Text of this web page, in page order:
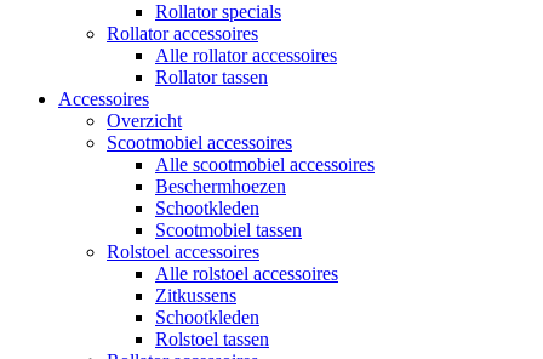
Rollator specials
Rollator accessoires
Alle rollator accessoires
Rollator tassen
Accessoires
Overzicht
Scootmobiel accessoires
Alle scootmobiel accessoires
Beschermhoezen
Schootkleden
Scootmobiel tassen
Rolstoel accessoires
Alle rolstoel accessoires
Zitkussens
Schootkleden
Rolstoel tassen